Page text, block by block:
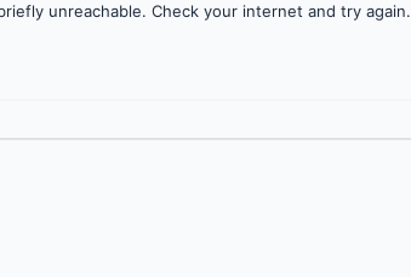
unreachable. Check your internet and try again.